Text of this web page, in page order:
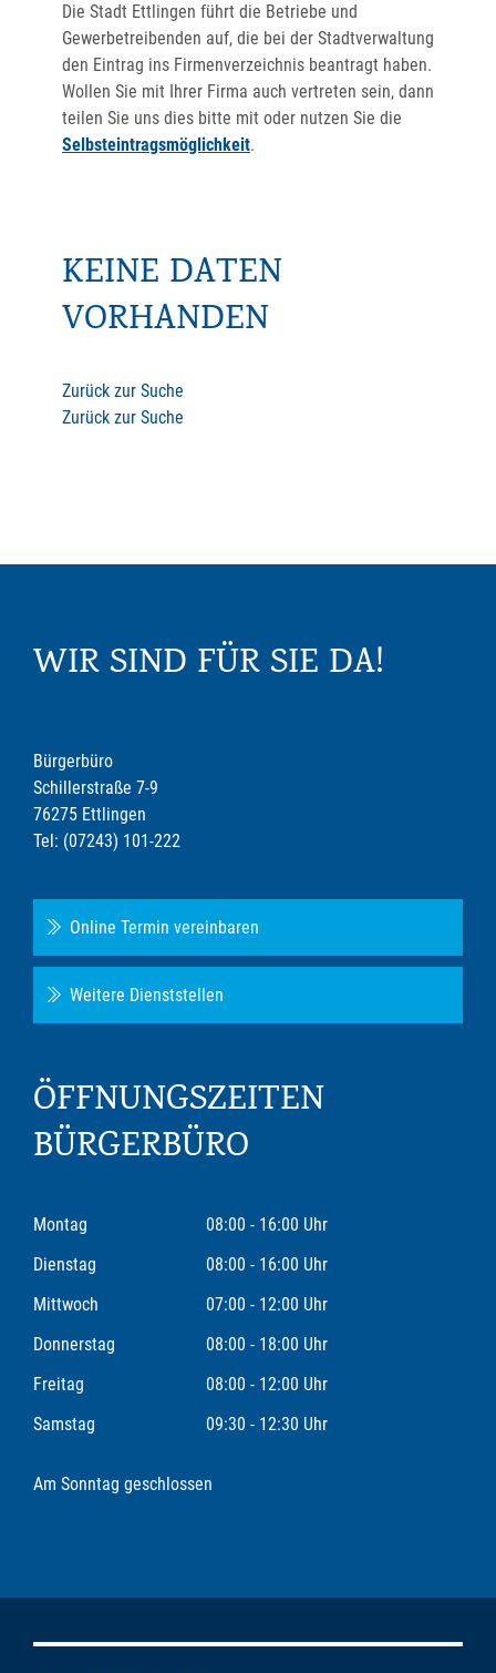
Die Stadt Ettlingen führt die Betriebe und
Gewerbetreibenden auf, die bei der Stadtverwaltung
den Eintrag ins Firmenverzeichnis beantragt haben.
Wollen Sie mit Ihrer Firma auch vertreten sein, dann
teilen Sie uns dies bitte mit oder nutzen Sie die
Selbsteintragsmöglichkeit.
KEINE DATEN
VORHANDEN
Zurück zur Suche
Zurück zur Suche
WIR SIND FÜR SIE DA!
Bürgerbüro
Schillerstraße 7-9
76275 Ettlingen
Tel: (07243) 101-222
Online Termin vereinbaren
Weitere Dienststellen
ÖFFNUNGSZEITEN
BÜRGERBÜRO
Montag
08:00 - 16:00 Uhr
Dienstag
08:00 - 16:00 Uhr
Mittwoch
07:00 - 12:00 Uhr
Donnerstag
08:00 - 18:00 Uhr
Freitag
08:00 - 12:00 Uhr
Samstag
09:30 - 12:30 Uhr
Am Sonntag geschlossen